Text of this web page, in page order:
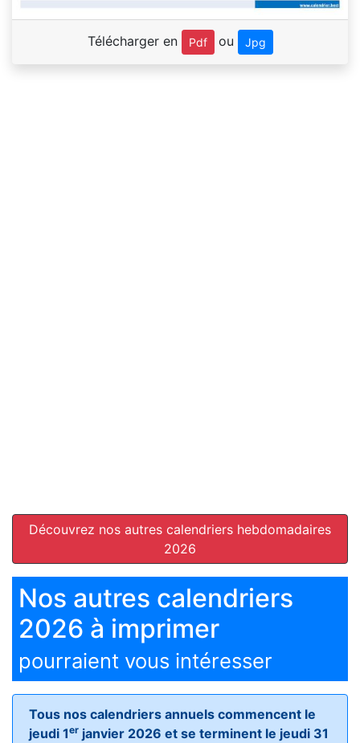
Télécharger en Pdf ou Jpg
Découvrez nos autres calendriers hebdomadaires
2026
Nos autres calendriers
2026 à imprimer
pourraient vous intéresser
Tous nos calendriers annuels commencent le
jeudi 1er janvier 2026 et se terminent le jeudi 31